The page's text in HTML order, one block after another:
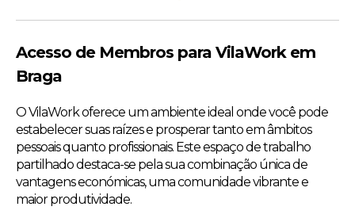
Acesso de Membros para VilaWork em
Braga
O VilaWork oferece um ambiente ideal onde você pode
estabelecer suas raízes e prosperar tanto em âmbitos
pessoais quanto profissionais. Este espaço de trabalho
partilhado destaca-se pela sua combinação única de
vantagens económicas, uma comunidade vibrante e
maior produtividade.